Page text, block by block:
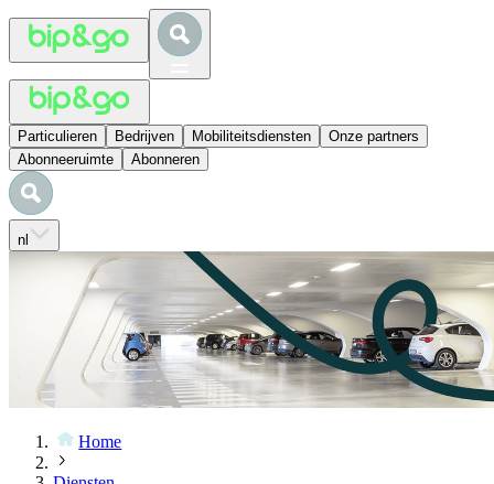
Particulieren Bedrijven Mobiliteitsdiensten
Onze partners
Abonneeruimte
Abonneren
nl
Home